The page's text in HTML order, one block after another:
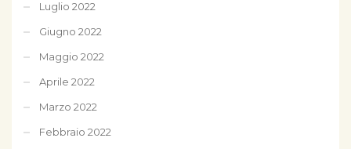
Luglio 2022
Giugno 2022
Maggio 2022
Aprile 2022
Marzo 2022
Febbraio 2022